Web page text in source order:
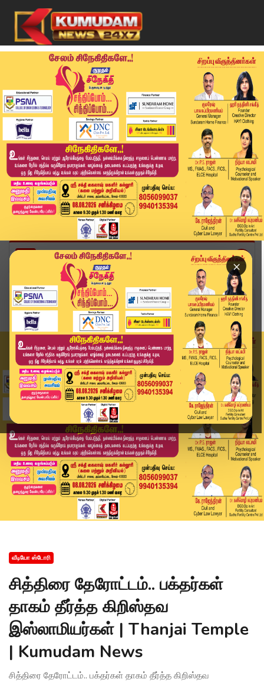
×
Home
வீடியோ ஸ்டோரி
சித்திரை தேரோட்டம்.. பக்தர்கள் தாகம் தீர்த்த கி...
வீடியோ ஸ்டோரி
சித்திரை தேரோட்டம்.. பக்தர்கள்
தாகம் தீர்த்த கிறிஸ்தவ
இஸ்லாமியர்கள் | Thanjai Temple
| Kumudam News
சித்திரை தேரோட்டம்.. பக்தர்கள் தாகம் தீர்த்த கிறிஸ்தவ